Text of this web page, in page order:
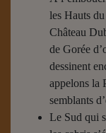
les Hauts
Château
de Gorée
dessinent
appelons la
semblants
Le Sud qui